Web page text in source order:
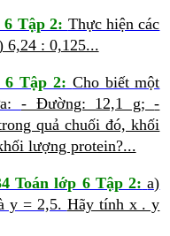
Tập 2: Thực hiện các
6,24 : 0,125...
6 Tập 2: Cho biết một
- Đường: 12,1 g;-
quả chuối đó, khối
lượng protein?...
Toán lớp 6 Tập 2: a)
y = 2,5. Hãy tính x . y